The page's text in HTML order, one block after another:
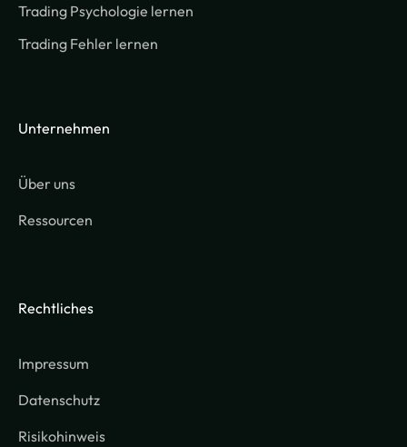
Trading Psychologie lernen
Trading Fehler lernen
Unternehmen
Über uns
Ressourcen
Rechtliches
Impressum
Datenschutz
Risikohinweis